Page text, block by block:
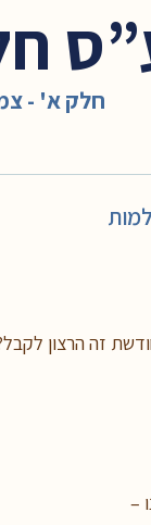
חלק א' -
זה הרצון
–